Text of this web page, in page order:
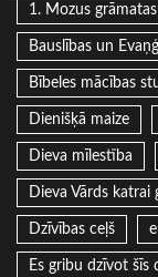
1. Mozus
Bauslības un
Bībeles mācības
Dienišķā maize
Dieva mīlestība
Dieva Vārds katrai
Dzīvības ceļš
Es gribu dzīvot šīs